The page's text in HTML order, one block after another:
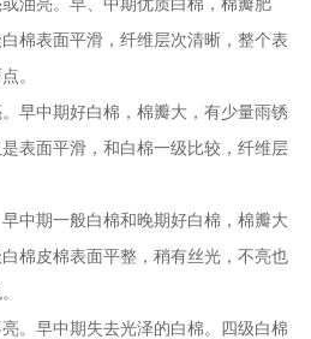
棉表面平滑，纤维层次清晰，整个表
。
早中期好白棉，棉瓣大，有少量雨锈
表面平滑，和白棉一级比较，纤维层
中期一般白棉和晚期好白棉，棉瓣大
棉皮棉表面平整，稍有丝光，不亮也
。早中期失去光泽的白棉。四级白棉